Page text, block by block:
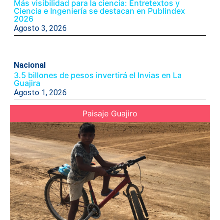
Más visibilidad para la ciencia: Entretextos y
Ciencia e Ingeniería se destacan en Publindex
2026
Agosto 3, 2026
Nacional
3.5 billones de pesos invertirá el Invias en La
Guajira
Agosto 1, 2026
Paisaje Guajiro